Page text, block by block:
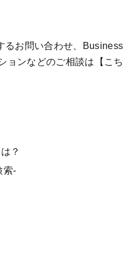
るお問い合わせ、Business
ョンなどのご相談は 【こち
？
索-